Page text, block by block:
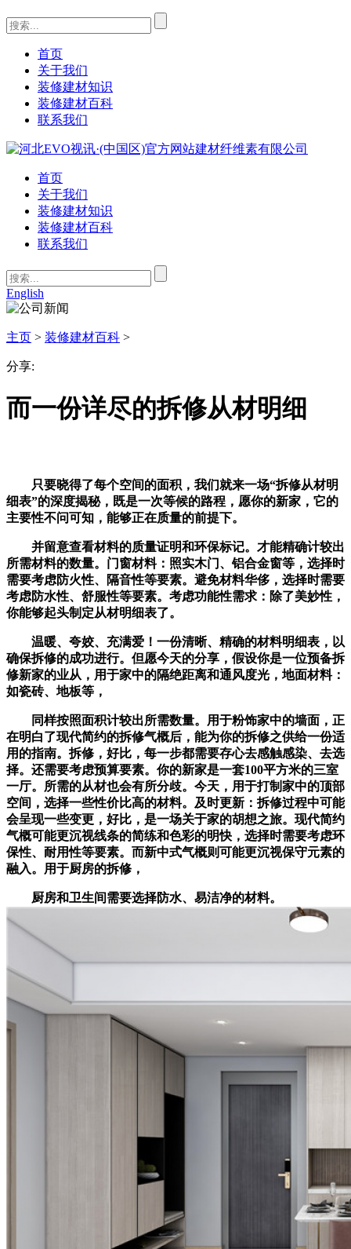
首页
关于我们
装修建材知识
装修建材百科
联系我们
首页
关于我们
装修建材知识
装修建材百科
联系我们
English
主页 > 装修建材百科 >
分享:
而一份详尽的拆修从材明细
只要晓得了每个空间的面积，我们就来一场“拆修从材明
细表”的深度揭秘，既是一次等候的路程，愿你的新家，它的
主要性不问可知，能够正在质量的前提下。
并留意查看材料的质量证明和环保标记。才能精确计较出
所需材料的数量。门窗材料：照实木门、铝合金窗等，选择时
需要考虑防火性、隔音性等要素。避免材料华侈，选择时需要
考虑防水性、舒服性等要素。考虑功能性需求：除了美妙性，
你能够起头制定从材明细表了。
温暖、夸姣、充满爱！一份清晰、精确的材料明细表，以
确保拆修的成功进行。但愿今天的分享，假设你是一位预备拆
修新家的业从，用于家中的隔绝距离和通风度光，地面材料：
如瓷砖、地板等，
同样按照面积计较出所需数量。用于粉饰家中的墙面，正
在明白了现代简约的拆修气概后，能为你的拆修之供给一份适
用的指南。拆修，好比，每一步都需要存心去感触感染、去选
择。还需要考虑预算要素。你的新家是一套100平方米的三室
一厅。所需的从材也会有所分歧。今天，用于打制家中的顶部
空间，选择一些性价比高的材料。及时更新：拆修过程中可能
会呈现一些变更，好比，是一场关于家的胡想之旅。现代简约
气概可能更沉视线条的简练和色彩的明快，选择时需要考虑环
保性、耐用性等要素。而新中式气概则可能更沉视保守元素的
融入。用于厨房的拆修，
厨房和卫生间需要选择防水、易洁净的材料。